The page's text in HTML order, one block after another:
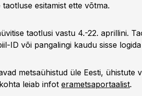
esitamist ette võtma.
taotlusi vastu 4.-22. aprillini.
ID või pangalingi kaudu sisse logida
metsaühistud üle Eesti, ühistute
leiab infot erametsaportaalist.